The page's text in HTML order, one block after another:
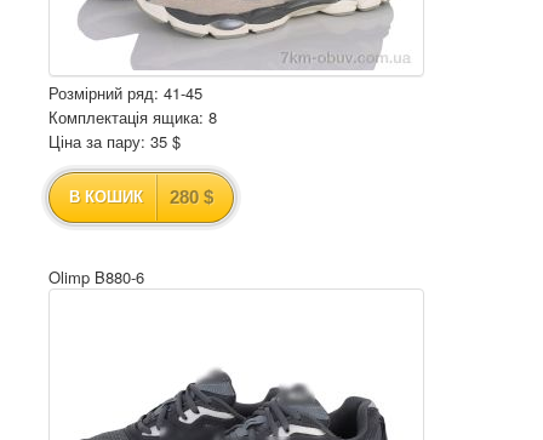
Розмірний ряд: 41-45
Комплектація ящика: 8
Ціна за пару: 35 $
В КОШИК 280 $
Olimp B880-6